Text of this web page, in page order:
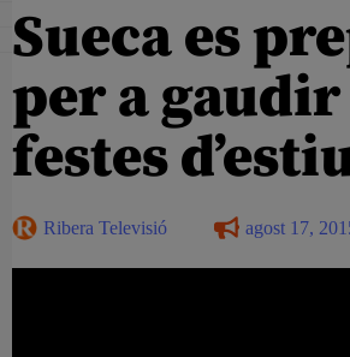
Sueca es
per a gaudir
festes
Ribera Televisió agost 17,